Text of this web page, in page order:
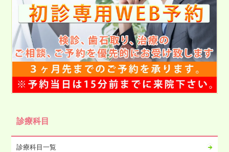
2025年06月
2025年05月
2025年04月
2025年03月
2025年02月
2025年01月
2024年09月
診療科目
診療科目一覧